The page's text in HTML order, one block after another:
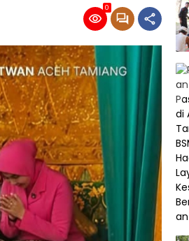
0